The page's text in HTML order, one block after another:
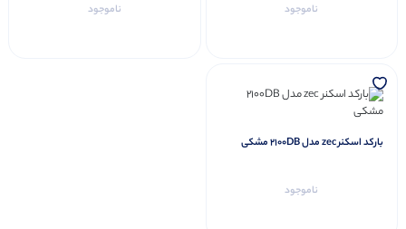
ناموجود
ناموجود
بارکد اسکنر zec مدل 2100DB مشکی
ناموجود